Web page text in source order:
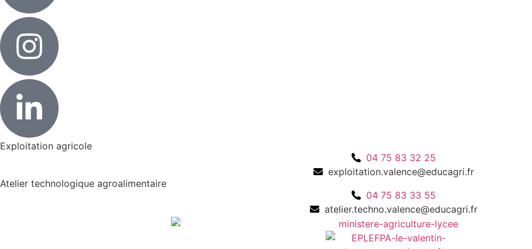
Exploitation agricole
04 75 83 32 25
exploitation.valence@educagri.fr
Atelier technologique agroalimentaire
04 75 83 33 55
atelier.techno.valence@educagri.fr